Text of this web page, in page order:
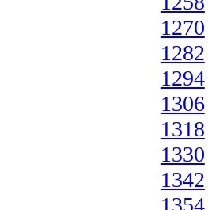
1270
1282
1294
1306
1318
1330
1342
1354